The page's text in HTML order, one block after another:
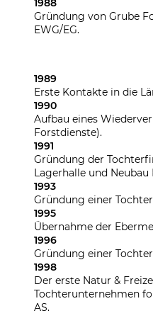
1988
Gründung von Grube
EWG/EG.
1989
Erste Kontakte in die
1990
Aufbau eines
Forstdienste).
1991
Gründung der
Lagerhalle und
1993
Gründung einer
1995
Übernahme der
1996
Gründung einer
1998
Der erste Natur &
Tochterunternehmen
AS.